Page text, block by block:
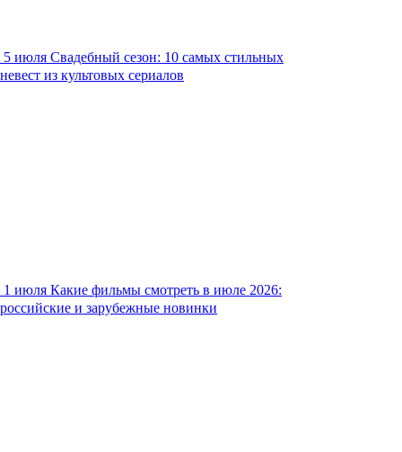
5 июля Свадебный сезон: 10 самых стильных
невест из культовых сериалов
1 июля Какие фильмы смотреть в июле 2026:
российские и зарубежные новинки